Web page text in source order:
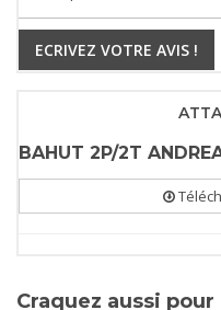
ECRIVEZ VOTRE AVIS !
BAHUT 2P/2T
Craquez aussi pour